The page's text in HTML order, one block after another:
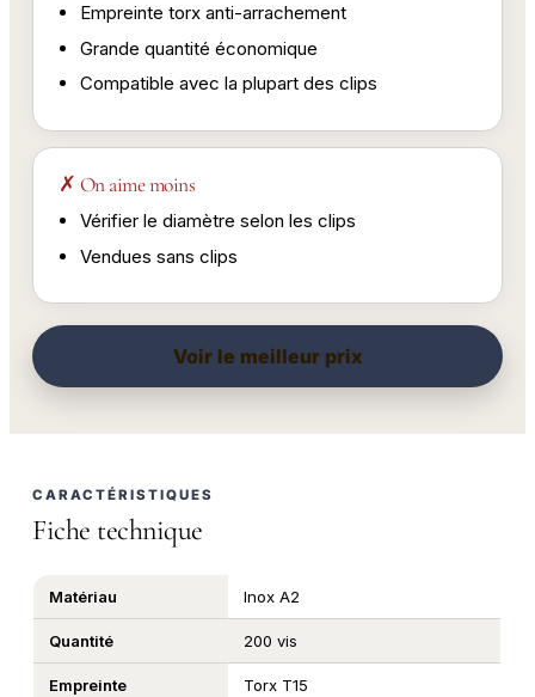
Empreinte torx anti-arrachement
Grande quantité économique
Compatible avec la plupart des clips
✗ On aime moins
Vérifier le diamètre selon les clips
Vendues sans clips
Voir le meilleur prix
CARACTÉRISTIQUES
Fiche technique
Matériau Inox A2
Quantité 200 vis
Empreinte Torx T15